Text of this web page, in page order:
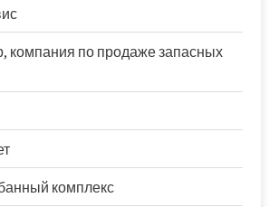
компания по продаже запасных
комплекс